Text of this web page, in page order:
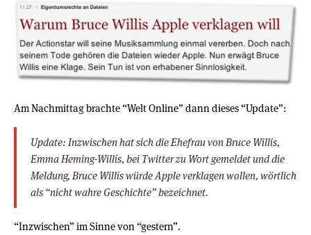
Am Nachmittag brachte “Welt Online” dann dieses “Update”:
Update: Inzwischen hat sich die Ehefrau von Bruce Willis,
Emma Heming-Willis, bei Twitter zu Wort gemeldet und die
Meldung, Bruce Willis würde Apple verklagen wollen, wörtlich
als “nicht wahre Geschichte” bezeichnet.
“Inzwischen” im Sinne von “gestern”.